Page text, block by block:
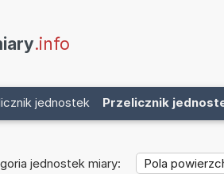
.info
jednostek Przelicznik
jednostek miary: